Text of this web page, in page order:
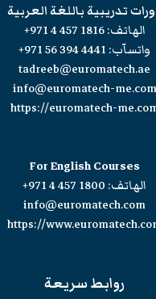
تدريبية باللغة العربية
الهاتف:+971 4 457 1816
واتسآب:+971 56 394 4441
tadreeb@euromatech.ae
info@euromatech-me.com
https://euromatech-
For English Courses
الهاتف: +971 4 457 1800
info@euromatech.com
https://
روابط سريعة